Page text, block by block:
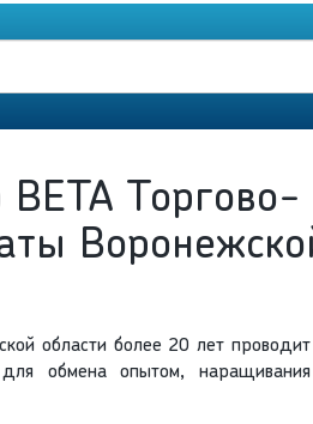
ВЕТА Торгово-
области более 20 лет проводит
для обмена опытом, наращивания